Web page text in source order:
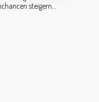
steigern...